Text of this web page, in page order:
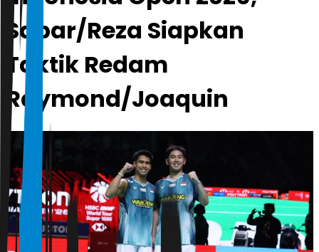
Sabar/Reza Siapkan
Taktik Redam
Raymond/Joaquin